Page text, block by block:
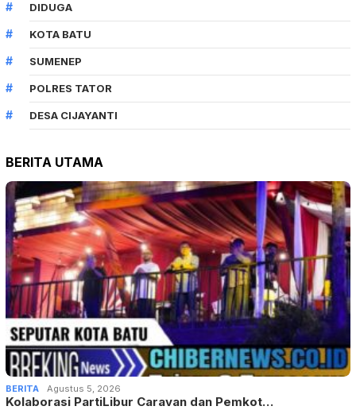
DIDUGA
KOTA BATU
SUMENEP
POLRES TATOR
DESA CIJAYANTI
BERITA UTAMA
BERITA Agustus 5, 2026
Kolaborasi PartiLibur Caravan dan Pemkot…